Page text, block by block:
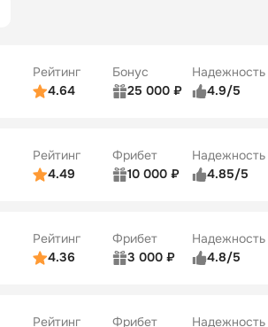
Рейтинг
4.64
Бонус
25 000 ₽
Надежность
4.9/5
5/5
Рейтинг
4.49
Фрибет
10 000 ₽
Надежность
4.85/5
5/5
Рейтинг
4.36
Фрибет
3 000 ₽
Надежность
4.8/5
Рейтинг Фрибет Надежность